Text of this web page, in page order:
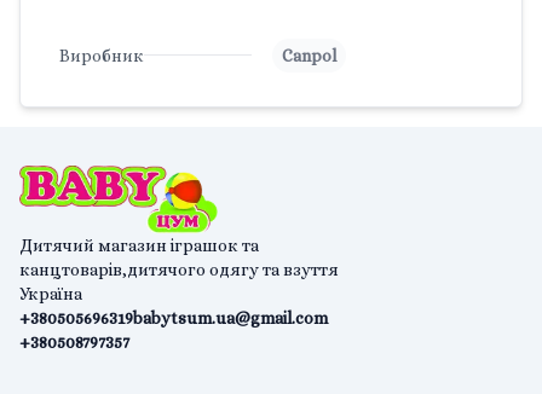
Виробник Canpol
Дитячий магазин іграшок та
канцтоварів,дитячого одягу та взуття
Україна
+380505696319
+380508797357
babytsum.ua@gmail.com